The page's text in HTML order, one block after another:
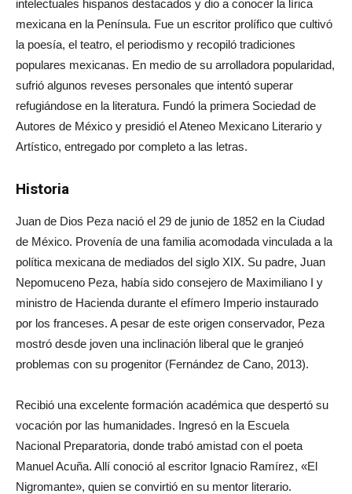
intelectuales hispanos destacados y dio a conocer la lírica
mexicana en la Península. Fue un escritor prolífico que cultivó
la poesía, el teatro, el periodismo y recopiló tradiciones
populares mexicanas. En medio de su arrolladora popularidad,
sufrió algunos reveses personales que intentó superar
refugiándose en la literatura. Fundó la primera Sociedad de
Autores de México y presidió el Ateneo Mexicano Literario y
Artístico, entregado por completo a las letras.
Historia
Juan de Dios Peza nació el 29 de junio de 1852 en la Ciudad
de México. Provenía de una familia acomodada vinculada a la
política mexicana de mediados del siglo XIX. Su padre, Juan
Nepomuceno Peza, había sido consejero de Maximiliano I y
ministro de Hacienda durante el efímero Imperio instaurado
por los franceses. A pesar de este origen conservador, Peza
mostró desde joven una inclinación liberal que le granjeó
problemas con su progenitor (Fernández de Cano, 2013).
Recibió una excelente formación académica que despertó su
vocación por las humanidades. Ingresó en la Escuela
Nacional Preparatoria, donde trabó amistad con el poeta
Manuel Acuña. Allí conoció al escritor Ignacio Ramírez, «El
Nigromante», quien se convirtió en su mentor literario.